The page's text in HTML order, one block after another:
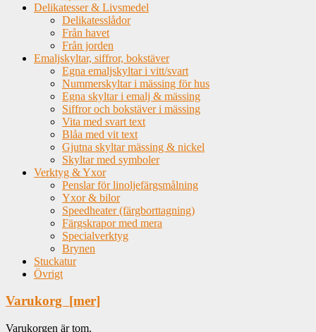
Delikatesser & Livsmedel
Delikatesslådor
Från havet
Från jorden
Emaljskyltar, siffror, bokstäver
Egna emaljskyltar i vitt/svart
Nummerskyltar i mässing för hus
Egna skyltar i emalj & mässing
Siffror och bokstäver i mässing
Vita med svart text
Blåa med vit text
Gjutna skyltar mässing & nickel
Skyltar med symboler
Verktyg & Yxor
Penslar för linoljefärgsmålning
Yxor & bilor
Speedheater (färgborttagning)
Färgskrapor med mera
Specialverktyg
Brynen
Stuckatur
Övrigt
Varukorg [mer]
Varukorgen är tom.